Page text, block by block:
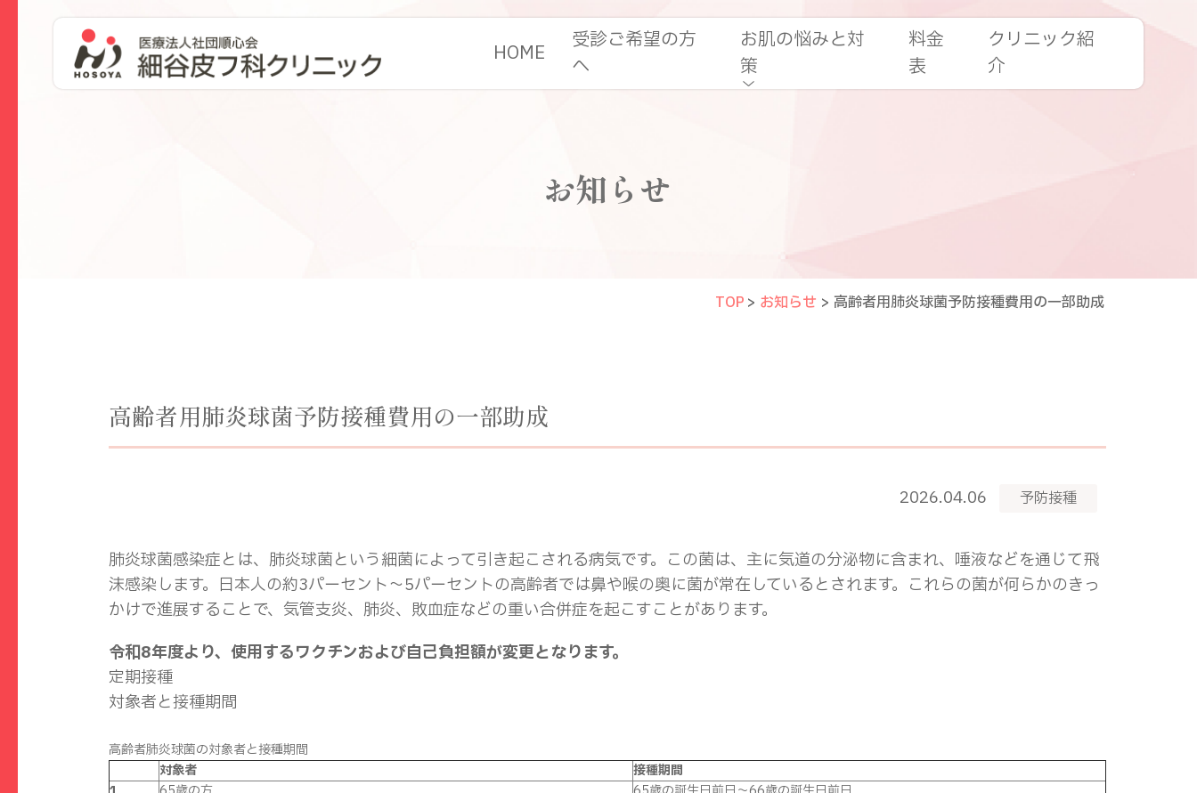
HOME
受診ご希望の方
へ
お肌の悩みと対
策
料金
表
クリニック紹
介
お知らせ
TOP > お知らせ > 高齢者用肺炎球菌予防接種費用の一部助成
高齢者用肺炎球菌予防接種費用の一部助成
2026.04.06 予防接種
肺炎球菌感染症とは、肺炎球菌という細菌によって引き起こされる病気です。この菌は、主に気道の分泌物に含まれ、唾液などを通じて飛
沫感染します。日本人の約3パーセント～5パーセントの高齢者では鼻や喉の奥に菌が常在しているとされます。これらの菌が何らかのきっ
かけで進展することで、気管支炎、肺炎、敗血症などの重い合併症を起こすことがあります。
令和8年度より、使用するワクチンおよび自己負担額が変更となります。
定期接種
対象者と接種期間
高齢者肺炎球菌の対象者と接種期間
対象者
接種期間